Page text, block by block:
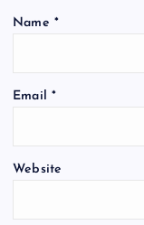
Name *
Email *
Website